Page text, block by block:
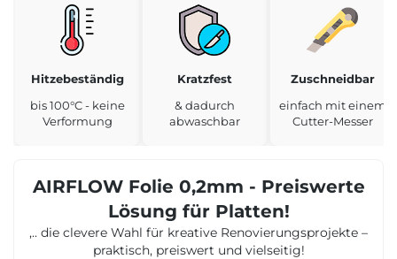
Hitzebeständig
bis 100°C - keine
Verformung
Kratzfest
& dadurch
abwaschbar
Zuschneidbar
einfach mit einem
Cutter-Messer
AIRFLOW Folie 0,2mm - Preiswerte
Lösung für Platten!
,.. die clevere Wahl für kreative Renovierungsprojekte –
praktisch, preiswert und vielseitig!